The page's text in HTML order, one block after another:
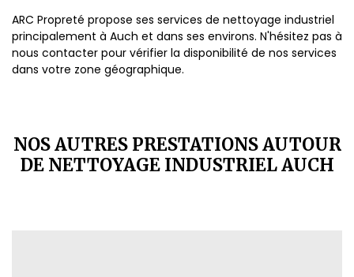
ARC Propreté propose ses services de nettoyage industriel
principalement à Auch et dans ses environs. N'hésitez pas à
nous contacter pour vérifier la disponibilité de nos services
dans votre zone géographique.
NOS AUTRES PRESTATIONS AUTOUR
DE NETTOYAGE INDUSTRIEL AUCH